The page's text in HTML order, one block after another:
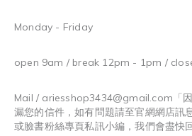
Monday - Friday
open 9am / break 12pm - 1pm /
Mail / ariesshop3434@gmail.com 「
漏您的信件，如有問題請至官網網店訊
或臉書粉絲專頁私訊小編，我們會盡快